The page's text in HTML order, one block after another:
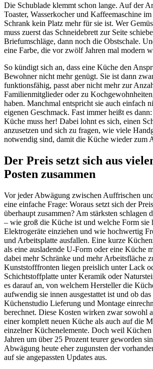
Die Schublade klemmt schon lange. Auf der
Toaster, Wasserkocher und Kaffeemaschine
Schrank kein Platz mehr für sie ist. Wer
muss zuerst das Schneidebrett zur Seite
Briefumschläge, dann noch die Obstschale.
eine Farbe, die vor zwölf Jahren mal modern
So kündigt sich an, dass eine Küche den
Bewohner nicht mehr genügt. Sie ist dann
funktionsfähig, passt aber nicht mehr zur
Familienmitglieder oder zu
haben. Manchmal entspricht sie auch einfach
eigenen Geschmack. Fast immer heißt es
Küche muss her! Dabei lohnt es sich, einen
anzusetzen und sich zu fragen, wie viele
notwendig sind, damit die Küche wieder zum
Der Preis setzt sich aus
Posten zusammen
Vor jeder Abwägung zwischen Auffrischen
eine einfache Frage: Woraus setzt sich der
überhaupt zusammen? Am stärksten schlagen
– wie groß die Küche ist und welche Form sie
Elektrogeräte einziehen und wie hochwertig
und Arbeitsplatte ausfallen. Eine kurze
als eine ausladende U-Form oder eine Küche
dabei mehr Schränke und mehr Arbeitsfläche
Kunststofffronten liegen preislich unter Lack
Schichtstoffplatte unter Keramik oder
es darauf an, von welchem Hersteller die
aufwendig sie innen ausgestattet ist und ob das
Küchenstudio Lieferung und Montage
berechnet. Diese Kosten wirken zwar sowohl
einer komplett neuen Küche als auch auf die
einzelner Küchenelemente. Doch weil Küchen
Jahren um über 25 Prozent teurer geworden
Abwägung heute eher zugunsten der
auf sie angepassten Updates aus.